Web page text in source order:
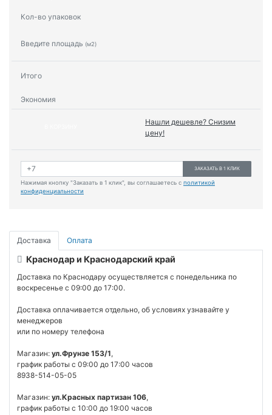
Кол-во упаковок
Введите площадь (м2)
Итого
Экономия
Нашли дешевле? Снизим
цену!
ЗАКАЗАТЬ В 1 КЛИК
Нажимая кнопку "Заказать в 1 клик", вы соглашаетесь с политикой
конфиденциальности
Доставка Оплата
Краснодар и Краснодарский край
Доставка по Краснодару осуществляется с понедельника по
воскресенье с 09:00 до 17:00.
Доставка оплачивается отдельно, об условиях узнавайте у
менеджеров
или по номеру телефона
Магазин: ул.Фрунзе 153/1,
график работы с 09:00 до 17:00 часов
8938-514-05-05
Магазин: ул.Красных партизан 106,
график работы с 10:00 до 19:00 часов